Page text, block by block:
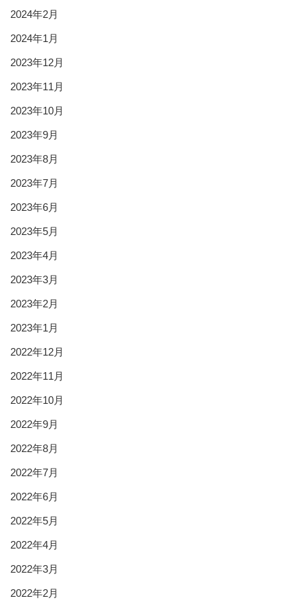
2024年2月
2024年1月
2023年12月
2023年11月
2023年10月
2023年9月
2023年8月
2023年7月
2023年6月
2023年5月
2023年4月
2023年3月
2023年2月
2023年1月
2022年12月
2022年11月
2022年10月
2022年9月
2022年8月
2022年7月
2022年6月
2022年5月
2022年4月
2022年3月
2022年2月